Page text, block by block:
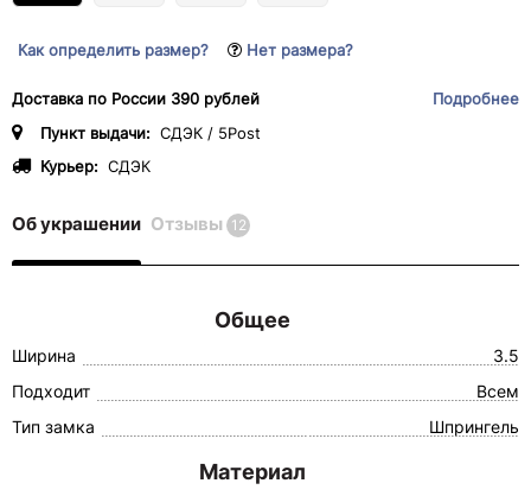
Как определить размер? Нет размера?
Доставка по России 390 рублей
Подробнее
Пункт выдачи: СДЭК / 5Post
Курьер: СДЭК
Об украшении Отзывы 12
Общее
Ширина
3.5
Подходит
Всем
Тип замка
Шпрингель
Материал